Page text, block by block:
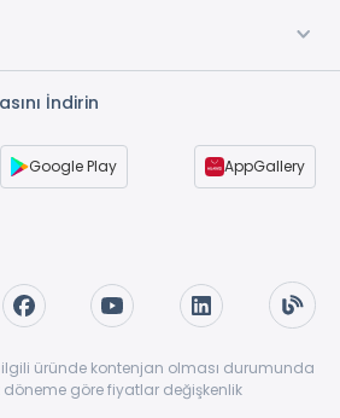
İndirin
Google Play AppGallery
üründe kontenjan olması durumunda
göre fiyatlar değişkenlik